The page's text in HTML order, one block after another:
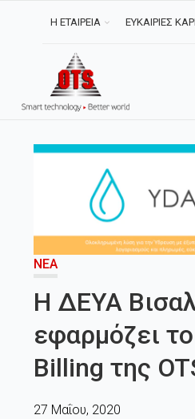
Η ΕΤΑΙΡΕΙΑ ΕΥΚΑΙΡΙΕΣ
ΝΈΑ
Η ΔΕΥΑ
εφαρμόζει
Billing της
27 Μαΐου, 2020